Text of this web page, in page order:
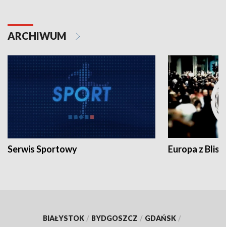
ARCHIWUM
Serwis Sportowy Europa z
BIAŁYSTOK / BYDGOSZCZ / GDAŃSK /